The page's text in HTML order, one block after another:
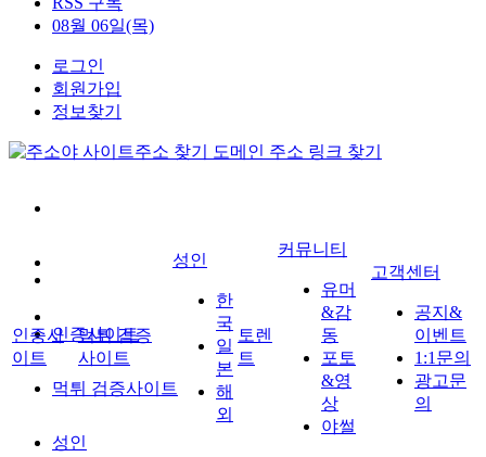
08월 06일(목)
로그인
회원가입
정보찾기
인증사이트
먹튀 검증사이트
성인
인증사
이트
먹튀 검증
사이트
성인
한
국
일
본
해
외
토렌
트
커뮤니티
유머
&감
동
포토
&영
상
야썰
고객센터
공지&
이벤트
1:1문의
광고문
의